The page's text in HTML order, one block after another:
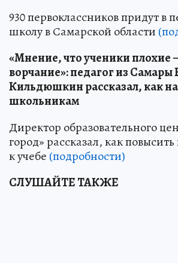
930 первоклассников придут в
школу в Самарской области
«Мнение, что ученики плохие
ворчание»: педагог из
Кильдюшкин рассказал, как
школьникам
Директор образовательного
город» рассказал, как
к учебе (подробности)
СЛУШАЙТЕ ТАКЖЕ